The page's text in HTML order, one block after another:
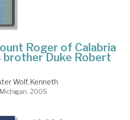
Roger of Calabria
brother Duke Robert
Wolf, Kenneth
2005